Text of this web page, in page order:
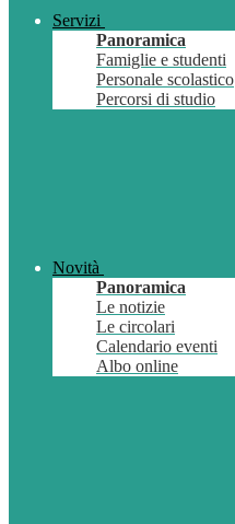
Servizi
Panoramica
Famiglie e studenti
Personale scolastico
Percorsi di studio
Novità
Panoramica
Le notizie
Le circolari
Calendario eventi
Albo online